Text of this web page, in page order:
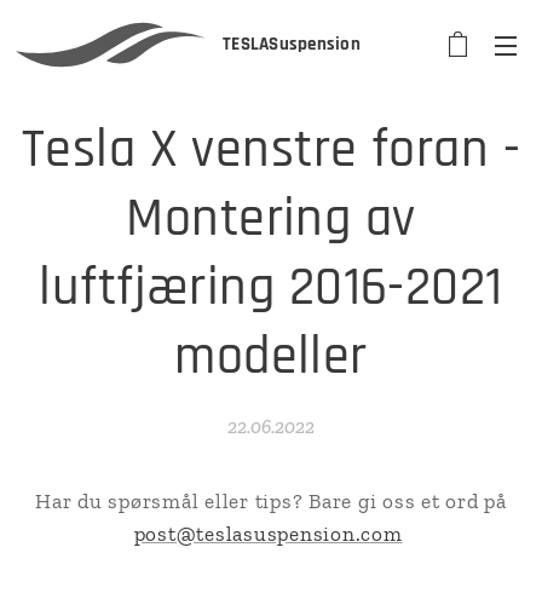
TESLASuspension
Tesla X venstre foran -
Montering av
luftfjæring 2016-2021
modeller
22.06.2022
Har du spørsmål eller tips? Bare gi oss et ord på
post@teslasuspension.com